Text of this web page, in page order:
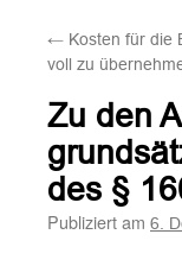
springen
← Kosten für die
voll zu
Zu den
des §
Publiziert am 6.